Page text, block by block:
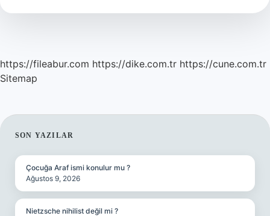
?
https://fileabur.com https://dike.com.tr https://cune.com.tr
Sitemap
SIDEBAR
SON YAZILAR
Çocuğa Araf ismi konulur mu ?
Ağustos 9, 2026
Nietzsche nihilist değil mi ?